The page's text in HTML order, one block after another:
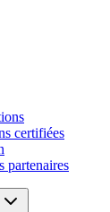
certifiées
partenaires